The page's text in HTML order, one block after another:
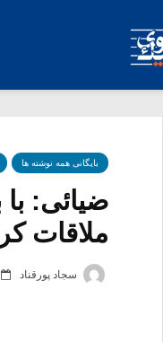
بایگانی همه نوشته ها
ضیائی:
ملاقات
سجاد پورقناد